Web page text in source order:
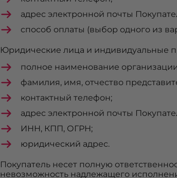
адрес электронной почты
способ оплаты (выбор одного из
Юридические лица и индивидуальные
полное наименование
фамилия, имя, отчество
контактный телефон;
адрес электронной почты
ИНН, КПП, ОГРН;
юридический адрес.
Покупатель несет полную
невозможность надлежащего